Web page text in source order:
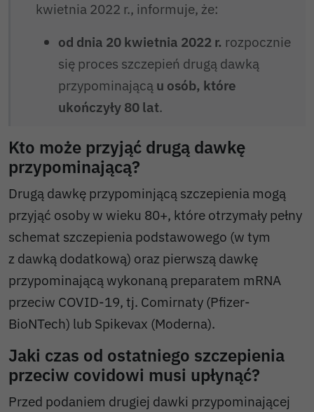
kwietnia 2022 r., informuje, że:
od dnia 20 kwietnia 2022 r. rozpocznie
się proces szczepień drugą dawką
przypominającą u osób, które
ukończyły 80 lat.
Kto może przyjąć drugą dawkę
przypominającą?
Drugą dawkę przypominjącą szczepienia mogą
przyjąć osoby w wieku 80+, które otrzymały pełny
schemat szczepienia podstawowego (w tym
z dawką dodatkową) oraz pierwszą dawkę
przypominającą wykonaną preparatem mRNA
przeciw COVID-19, tj. Comirnaty (Pfizer-
BioNTech) lub Spikevax (Moderna).
Jaki czas od ostatniego szczepienia
przeciw covidowi musi upłynąć?
Przed podaniem drugiej dawki przypominającej